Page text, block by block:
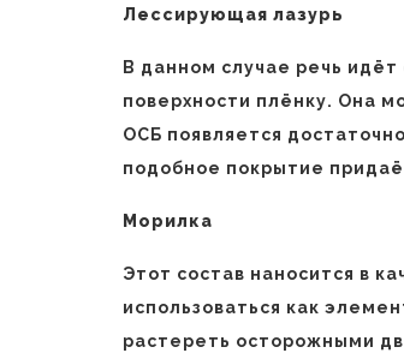
Лессирующая лазурь
В данном случае речь
поверхности плёнку. Она
ОСБ появляется
подобное покрытие
Морилка
Этот состав наносится в
использоваться как
растереть осторожными